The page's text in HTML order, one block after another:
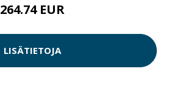
264.74 EUR
LISÄTIETOJA